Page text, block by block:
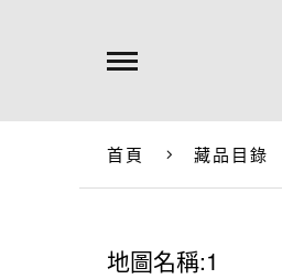
首頁 藏品目錄
地圖名稱:1